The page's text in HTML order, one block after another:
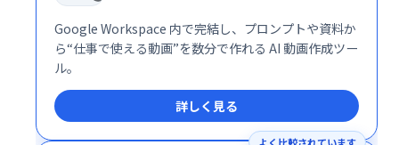
Google Workspace 内で完結し、プロンプトや資料か
ら“仕事で使える動画”を数分で作れる AI 動画作成ツー
ル。
詳しく見る
よく比較されています